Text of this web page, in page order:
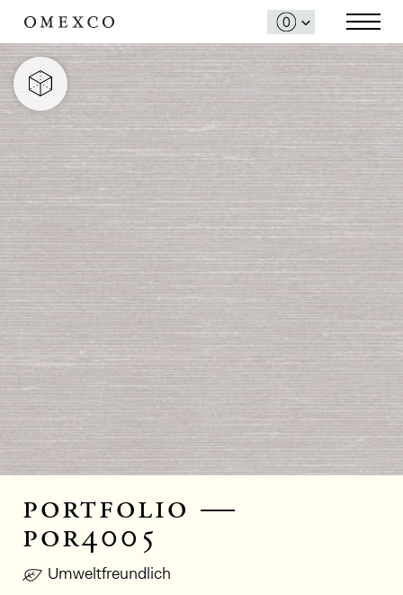
portfolio —
por4005
Umweltfreundlich